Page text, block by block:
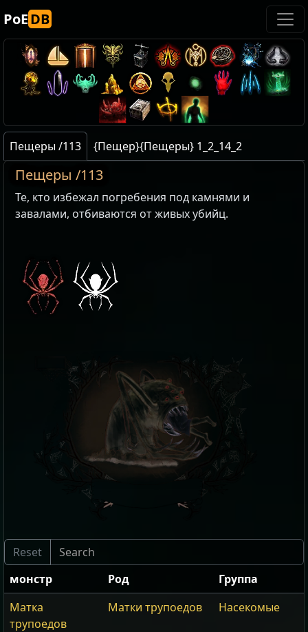
PoEDB
Пещеры /113 {Пещер}{Пещеры} 1_2_14_2
Пещеры /113
Те, кто избежал погребения под камнями и
завалами, отбиваются от живых убийц.
монстр Род
Группа
Матка
трупоедов
Матки трупоедов Насекомые